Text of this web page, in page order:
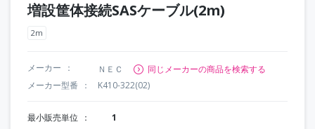
増設筐体接続SASケーブル(2m)
2m
メーカー ＮＥＣ
同じメーカーの商品を検索する
メーカー型番
K410-322(02)
最小販売単位 1